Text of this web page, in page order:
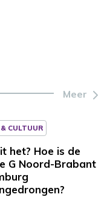
Meer
CULTUUR
het? Hoe is de
G Noord-Brabant